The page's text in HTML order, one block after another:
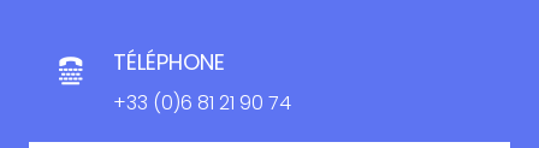
TÉLÉPHONE
+33 (0)6 81 21 90 74